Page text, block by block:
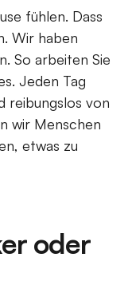
fühlen. Dass
Wir haben
So arbeiten Sie
Jeden Tag
reibungslos von
wir Menschen
etwas zu
oder